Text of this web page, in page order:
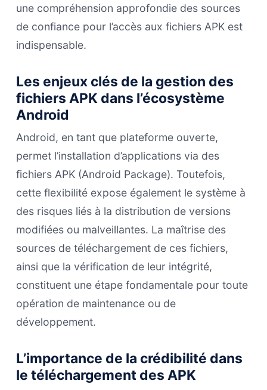
une compréhension approfondie des sources
de confiance pour l’accès aux fichiers APK est
indispensable.
Les enjeux clés de la gestion des
fichiers APK dans l’écosystème
Android
Android, en tant que plateforme ouverte,
permet l’installation d’applications via des
fichiers APK (Android Package). Toutefois,
cette flexibilité expose également le système à
des risques liés à la distribution de versions
modifiées ou malveillantes. La maîtrise des
sources de téléchargement de ces fichiers,
ainsi que la vérification de leur intégrité,
constituent une étape fondamentale pour toute
opération de maintenance ou de
développement.
L’importance de la crédibilité dans
le téléchargement des APK